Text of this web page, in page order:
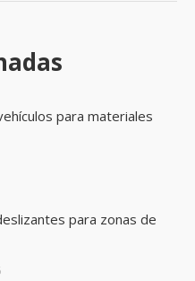
para materiales
para zonas de